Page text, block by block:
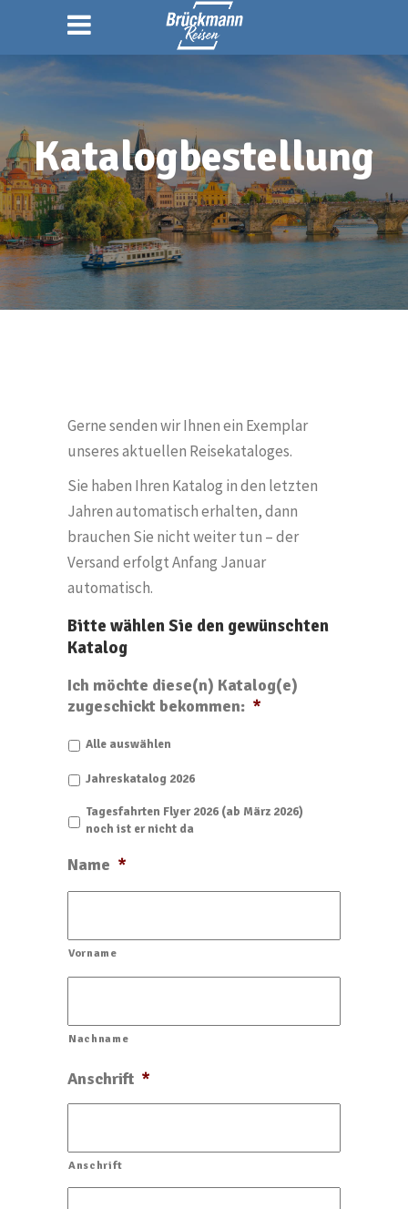
Katalogbestellung
Gerne senden wir Ihnen ein Exemplar
unseres aktuellen Reisekataloges.
Sie haben Ihren Katalog in den letzten
Jahren automatisch erhalten, dann
brauchen Sie nicht weiter tun – der
Versand erfolgt Anfang Januar
automatisch.
Bitte wählen Sie den gewünschten
Katalog
Ich möchte diese(n) Katalog(e)
zugeschickt bekommen: *
Alle auswählen
Jahreskatalog 2026
Tagesfahrten Flyer 2026 (ab März 2026)
noch ist er nicht da
Name *
Vorname
Nachname
Anschrift *
Anschrift